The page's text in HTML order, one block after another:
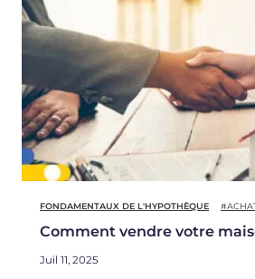
FONDAMENTAUX DE L'HYPOTHÈQUE
Comment vendre votre
Juil 11, 2025